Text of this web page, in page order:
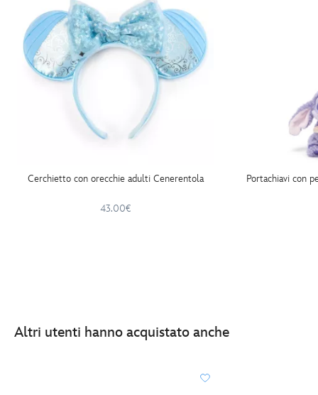
Cerchietto con orecchie adulti Cenerentola
43.00€
Portachiavi con
Altri utenti hanno acquistato anche